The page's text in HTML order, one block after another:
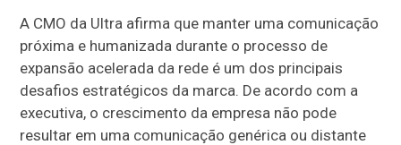
A CMO da Ultra afirma que manter uma comunicação
próxima e humanizada durante o processo de
expansão acelerada da rede é um dos principais
desafios estratégicos da marca. De acordo com a
executiva, o crescimento da empresa não pode
resultar em uma comunicação genérica ou distante